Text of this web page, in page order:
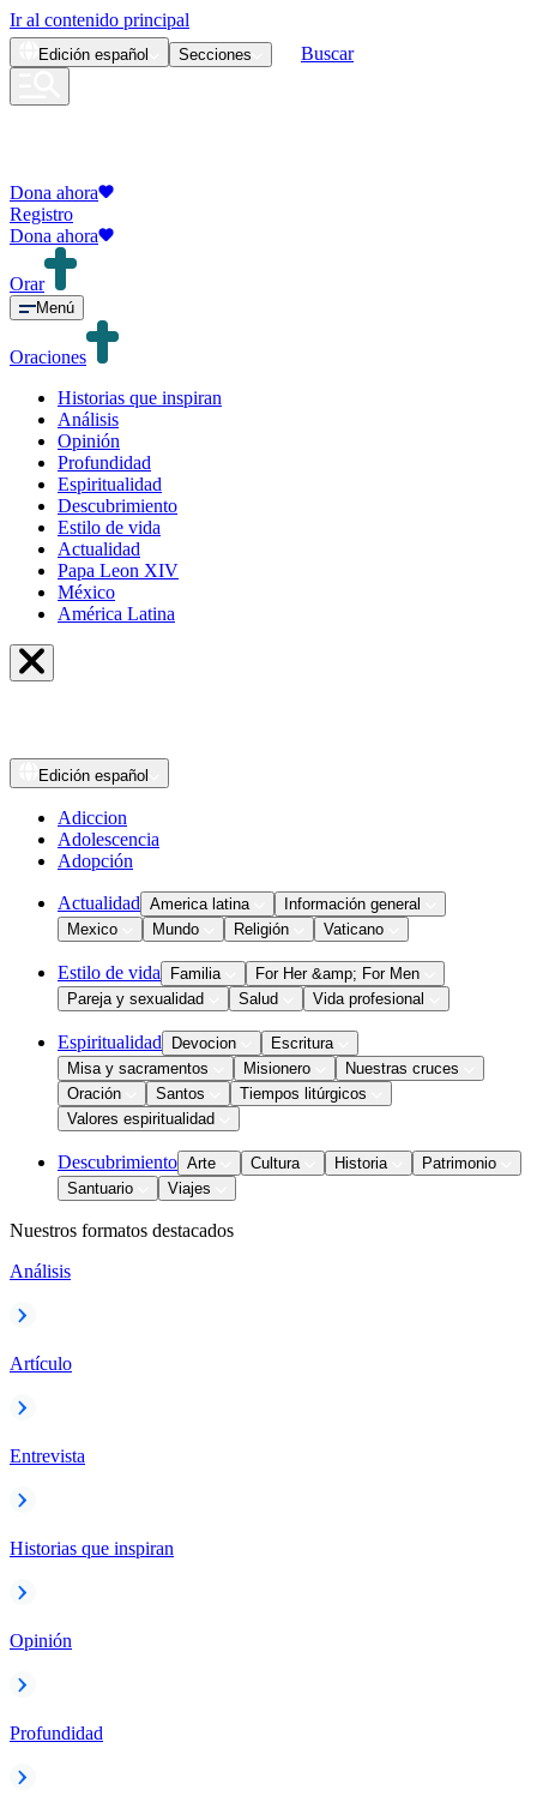
Ir al contenido principal
Edición español Secciones Buscar
Dona ahora
Registro
Dona ahora
Orar
Menú
Oraciones
Historias que inspiran
Análisis
Opinión
Profundidad
Espiritualidad
Descubrimiento
Estilo de vida
Actualidad
Papa Leon XIV
México
América Latina
Edición español
Adiccion
Adolescencia
Adopción
Actualidad America latina
Información general
Mexico
Mundo Religión Vaticano
Estilo de vida Familia
For Her &amp; For Men
Pareja y sexualidad
Salud Vida profesional
Espiritualidad Devocion
Escritura
Misa y sacramentos
Misionero
Nuestras cruces
Oración
Santos
Tiempos litúrgicos
Valores espiritualidad
Descubrimiento Arte Cultura Historia
Patrimonio
Santuario
Viajes
Nuestros formatos destacados
Análisis
Artículo
Entrevista
Historias que inspiran
Opinión
Profundidad